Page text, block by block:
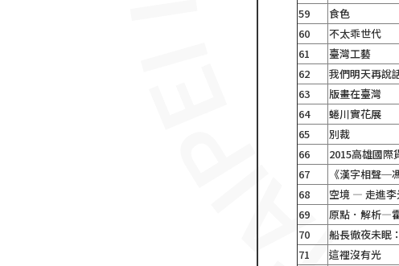
59
食色
60
不太乖世代
61
臺灣工藝
62
我們明天再說
63
版畫在臺灣
64
蜷川實花展
65
別裁
66
2015高雄國際
67
《漢字相聲─
68
空境 — 走進李
69
原點．解析―
70
船長徹夜未眠
71
這裡沒有光